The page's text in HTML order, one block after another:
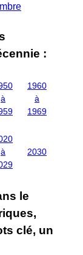
:
à
1960
à
1969
à
2030
le
clé, un